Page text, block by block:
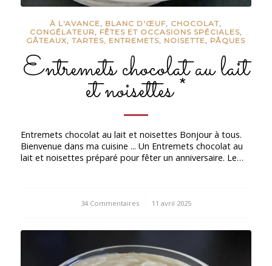
À L'AVANCE, BLANC D'ŒUF, CHOCOLAT,
CONGÉLATEUR, FÊTES ET OCCASIONS SPÉCIALES,
GÂTEAUX, TARTES, ENTREMETS, NOISETTE, PÂQUES
Entremets chocolat au lait
et noisettes *
Entremets chocolat au lait et noisettes Bonjour à tous.
Bienvenue dans ma cuisine ... Un Entremets chocolat au
lait et noisettes préparé pour fêter un anniversaire. Le…
34 Commentaires
/ 11 avril 2025